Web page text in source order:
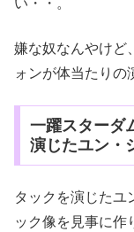
い・・。
嫌な奴なんやけど
ォンが体当たりの
一躍スターダ
演じたユン・
タックを演じたユ
ック像を見事に作